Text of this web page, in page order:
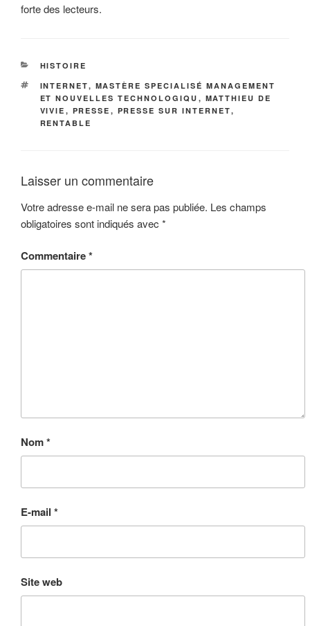
forte des lecteurs.
CATÉGORIES
HISTOIRE
ÉTIQUETTES
INTERNET, MASTÈRE SPECIALISÉ MANAGEMENT
ET NOUVELLES TECHNOLOGIQU , MATTHIEU DE
VIVIE , PRESSE , PRESSE SUR INTERNET,
RENTABLE
Laisser un commentaire
Votre adresse e-mail ne sera pas publiée. Les champs
obligatoires sont indiqués avec *
Commentaire*
Nom*
E-mail *
Site web